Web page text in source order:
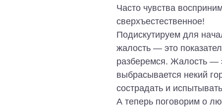
Часто чувства
сверхъестественное!
Подискутируем для
жалость ― это
разберемся. Жалость ―
выбрасывается некий
сострадать и
А теперь поговорим о